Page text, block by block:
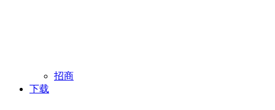
招商
下载